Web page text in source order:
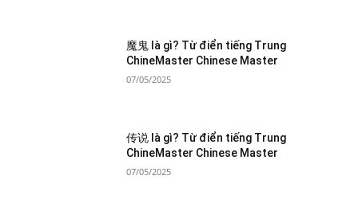
魔鬼 là gì? Từ điển tiếng Trung
ChineMaster Chinese Master
07/05/2025
传说 là gì? Từ điển tiếng Trung
ChineMaster Chinese Master
07/05/2025